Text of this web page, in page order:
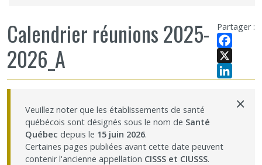
Partager :
Facebook
X
Calendrier réunions 2025-
2026_A
Veuillez noter que les établissements de santé
québécois sont désignés sous le nom de Santé
Québec depuis le 15 juin 2026.
Certaines pages publiées avant cette date peuvent
contenir l'ancienne appellation CISSS et CIUSSS.
×